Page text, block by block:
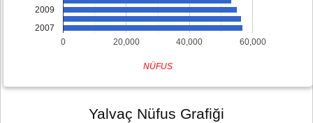
0 20,000 40,000 60,000
2009
2007
NÜFUS
Yalvaç Nüfus Grafiği